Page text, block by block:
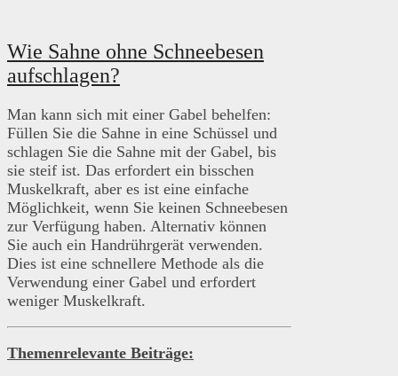
Wie Sahne ohne Schneebesen
aufschlagen?
Man kann sich mit einer Gabel behelfen:
Füllen Sie die Sahne in eine Schüssel und
schlagen Sie die Sahne mit der Gabel, bis
sie steif ist. Das erfordert ein bisschen
Muskelkraft, aber es ist eine einfache
Möglichkeit, wenn Sie keinen Schneebesen
zur Verfügung haben. Alternativ können
Sie auch ein Handrührgerät verwenden.
Dies ist eine schnellere Methode als die
Verwendung einer Gabel und erfordert
weniger Muskelkraft.
Themenrelevante Beiträge: